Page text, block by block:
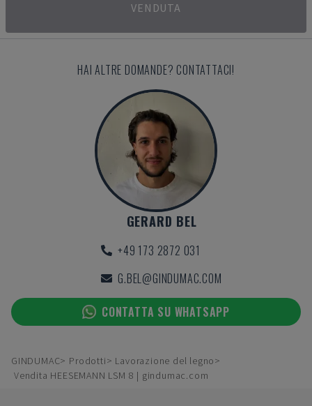
VENDUTA
HAI ALTRE DOMANDE? CONTATTACI!
GERARD BEL
+49 173 2872 031
G.BEL@GINDUMAC.COM
CONTATTA SU WHATSAPP
GINDUMAC Prodotti
Lavorazione del legno
Vendita HEESEMANN LSM 8 | gindumac.com